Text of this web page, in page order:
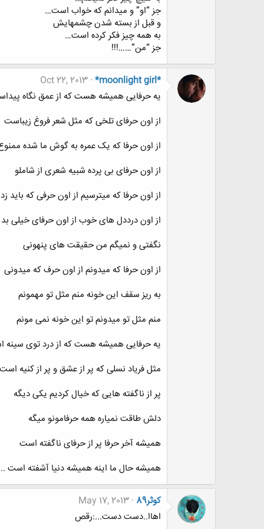
جز “او” و میدانم که خواب است…
و قبل از بسته شدن چشمهایش
به همه چیز فکر کرده است…
جز “من”……!!!
*moonlight girl*
Oct 22, 2013
یه حرفایی همیشه هست که از عمق نگاه
از اون حرفای تلخی که مثل شعر فروغ زیباست
از اون حرفا که یک عمره به گوش ما شده
از اون حرفای بی پرده شبیه شعری از شاملو
از اون حرفا که میترسیم از اون حرفی که باید زد
از اون درددل های خوب از اون حرفای خیلی بد
نگفتی و نمیگم من حقیقت های پنهونی
از اون حرفا که میدونم از اون حرف که میدونی
به ریز سقف این خونه منم مثل تو مهمونم
منم مثل تو میدونم تو این خونه نمی مونم
یه حرفایی همیشه هست که از درد توی
مثل فریاد نسلی که پر از عشق و پر از کنیه است
پر از ناگفته هایی که خیال کردیم یکی دیگه
دلش طاقت نمیاره همه حرفامونو میگه
همیشه آخر حرفا پر از حرفای ناگفته است
همیشه حال ما اینه همیشه دنیا آشفته است
کوثر89
May 17, 2013
اهاا..دست دست...:رقص